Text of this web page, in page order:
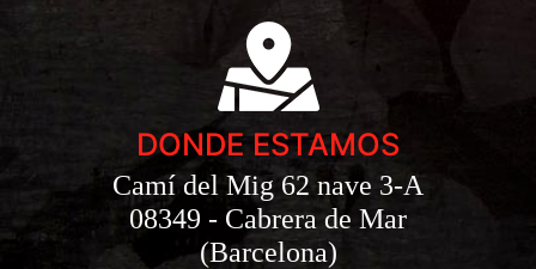
DONDE ESTAMOS
Camí del Mig 62 nave 3-A
08349 - Cabrera de Mar
(Barcelona)